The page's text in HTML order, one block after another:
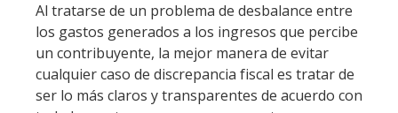
Al tratarse de un problema de desbalance entre
los gastos generados a los ingresos que percibe
un contribuyente, la mejor manera de evitar
cualquier caso de discrepancia fiscal es tratar de
ser lo más claros y transparentes de acuerdo con